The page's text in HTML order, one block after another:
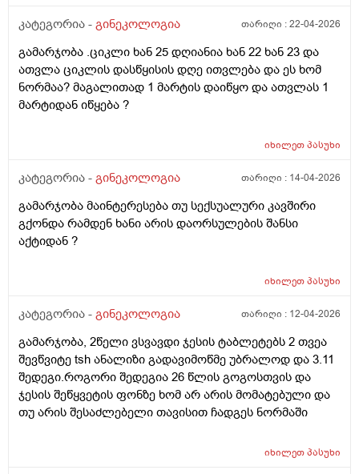
კატეგორია - გინეკოლოგია თარიღი :22-04-2026
გამარჯობა .ციკლი ხან 25 დღიანია ხან 22 ხან 23 და
ათვლა ციკლის დასწყისის დღე ითვლება და ეს ხომ
ნორმაა? მაგალითად 1 მარტის დაიწყო და ათვლას 1
მარტიდან იწყება ?
იხილეთპასუხი
კატეგორია - გინეკოლოგია თარიღი : 14-04-2026
გამარჯობა მაინტერესება თუ სექსუალური კავშირი
გქონდა რამდენ ხანი არის დაორსულების შანსი
აქტიდან ?
იხილეთპასუხი
კატეგორია - გინეკოლოგია თარიღი : 12-04-2026
გამარჯობა, 2წელი ვსვავდი ჯესის ტაბლეტებს 2 თვეა
შევწვიტე tsh ანალიზი გადავიმოწმე უბრალოდ და 3.11
შედეგი.როგორი შედეგია 26 წლის გოგოსთვის და
ჯესის შეწყვეტის ფონზე ხომ არ არის მომატებული და
თუ არის შესაძლებელი თავისით ჩადგეს ნორმაში
იხილეთპასუხი